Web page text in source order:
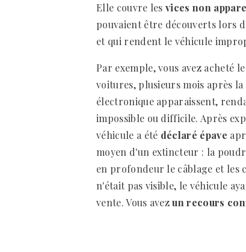
Elle couvre lesvices non
pouvaient être découverts lors
et qui rendent le véhicule
Par exemple, vous avez acheté
voitures, plusieurs mois après
électronique apparaissent,
impossible ou difficile. Après
véhicule a été déclaré épave
moyen d'un extincteur : la
en profondeur le câblage et les
n'était pas visible, le véhicule
vente. Vous avezun recours